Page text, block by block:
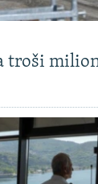
troši